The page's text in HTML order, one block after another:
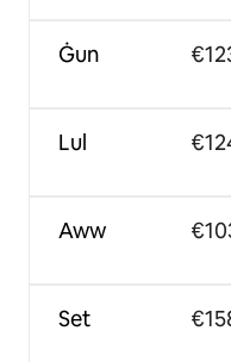
Ġun
Lul
Aww
Set